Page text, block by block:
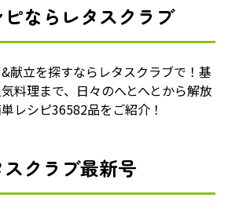
ピならレタスクラブ
献立を探すならレタスクラブで！基
料理まで、日々のへとへとから解放
レシピ36582品をご紹介！
スクラブ最新号